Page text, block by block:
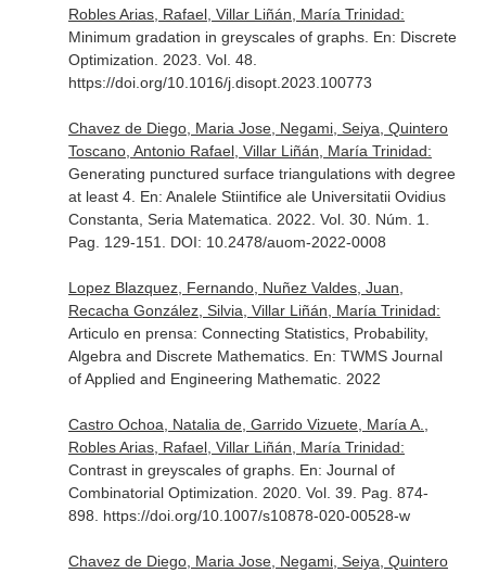
Robles Arias, Rafael, Villar Liñán, María Trinidad:
Minimum gradation in greyscales of graphs. En: Discrete
Optimization . 2023. Vol. 48.
https://doi.org/10.1016/j.disopt.2023.100773
Chavez de Diego, Maria Jose, Negami, Seiya, Quintero
Toscano, Antonio Rafael, Villar Liñán, María Trinidad:
Generating punctured surface triangulations with degree
at least 4. En: Analele Stiintifice ale Universitatii Ovidius
Constanta, Seria Matematica . 2022. Vol. 30. Núm. 1.
Pag. 129-151. DOI: 10.2478/auom-2022-0008
Lopez Blazquez, Fernando, Nuñez Valdes, Juan,
Recacha González, Silvia, Villar Liñán, María Trinidad:
Articulo en prensa: Connecting Statistics, Probability,
Algebra and Discrete Mathematics. En: TWMS Journal
of Applied and Engineering Mathematic. 2022
Castro Ochoa, Natalia de, Garrido Vizuete, María A.,
Robles Arias, Rafael, Villar Liñán, María Trinidad:
Contrast in greyscales of graphs. En: Journal of
Combinatorial Optimization . 2020. Vol. 39. Pag. 874-
898. https://doi.org/10.1007/s10878-020-00528-w
Chavez de Diego, Maria Jose, Negami, Seiya, Quintero